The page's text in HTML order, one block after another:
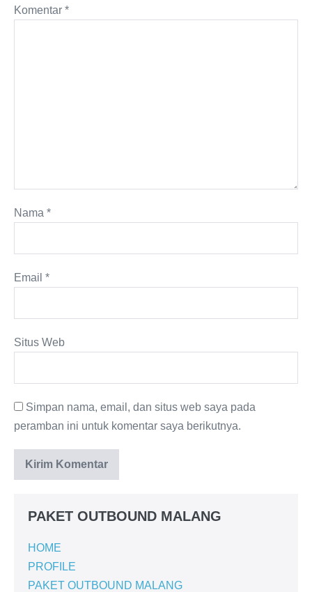
Komentar *
Nama *
Email *
Situs Web
Simpan nama, email, dan situs web saya pada
peramban ini untuk komentar saya berikutnya.
PAKET OUTBOUND MALANG
HOME
PROFILE
PAKET OUTBOUND MALANG